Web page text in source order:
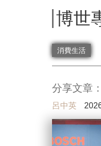
博世
消費生活
分享文章：
呂中英